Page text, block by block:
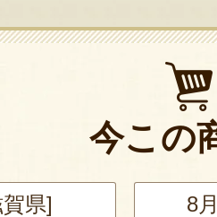
今この
県] 8